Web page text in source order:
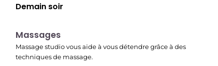
Demain soir
22:45
Massages
Massage studio vous aide à vous détendre grâce à des
techniques de massage.